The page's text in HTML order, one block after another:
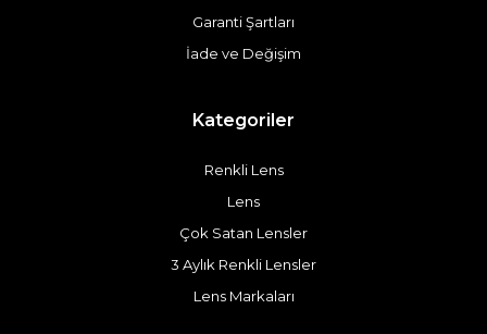
Garanti Şartları
İade ve Değişim
Kategoriler
Renkli Lens
Lens
Çok Satan Lensler
3 Aylık Renkli Lensler
Lens Markaları